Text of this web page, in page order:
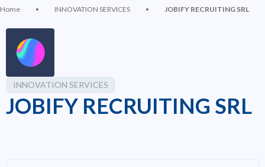
Home • INNOVATION SERVICES • JOBIFY RECRUITING SRL
INNOVATION SERVICES
JOBIFY RECRUITING SRL